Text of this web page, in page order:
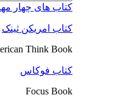
کتاب های چهار
کتاب امریکن ثینک
Think Book
کتاب فوکاس
Focus Book